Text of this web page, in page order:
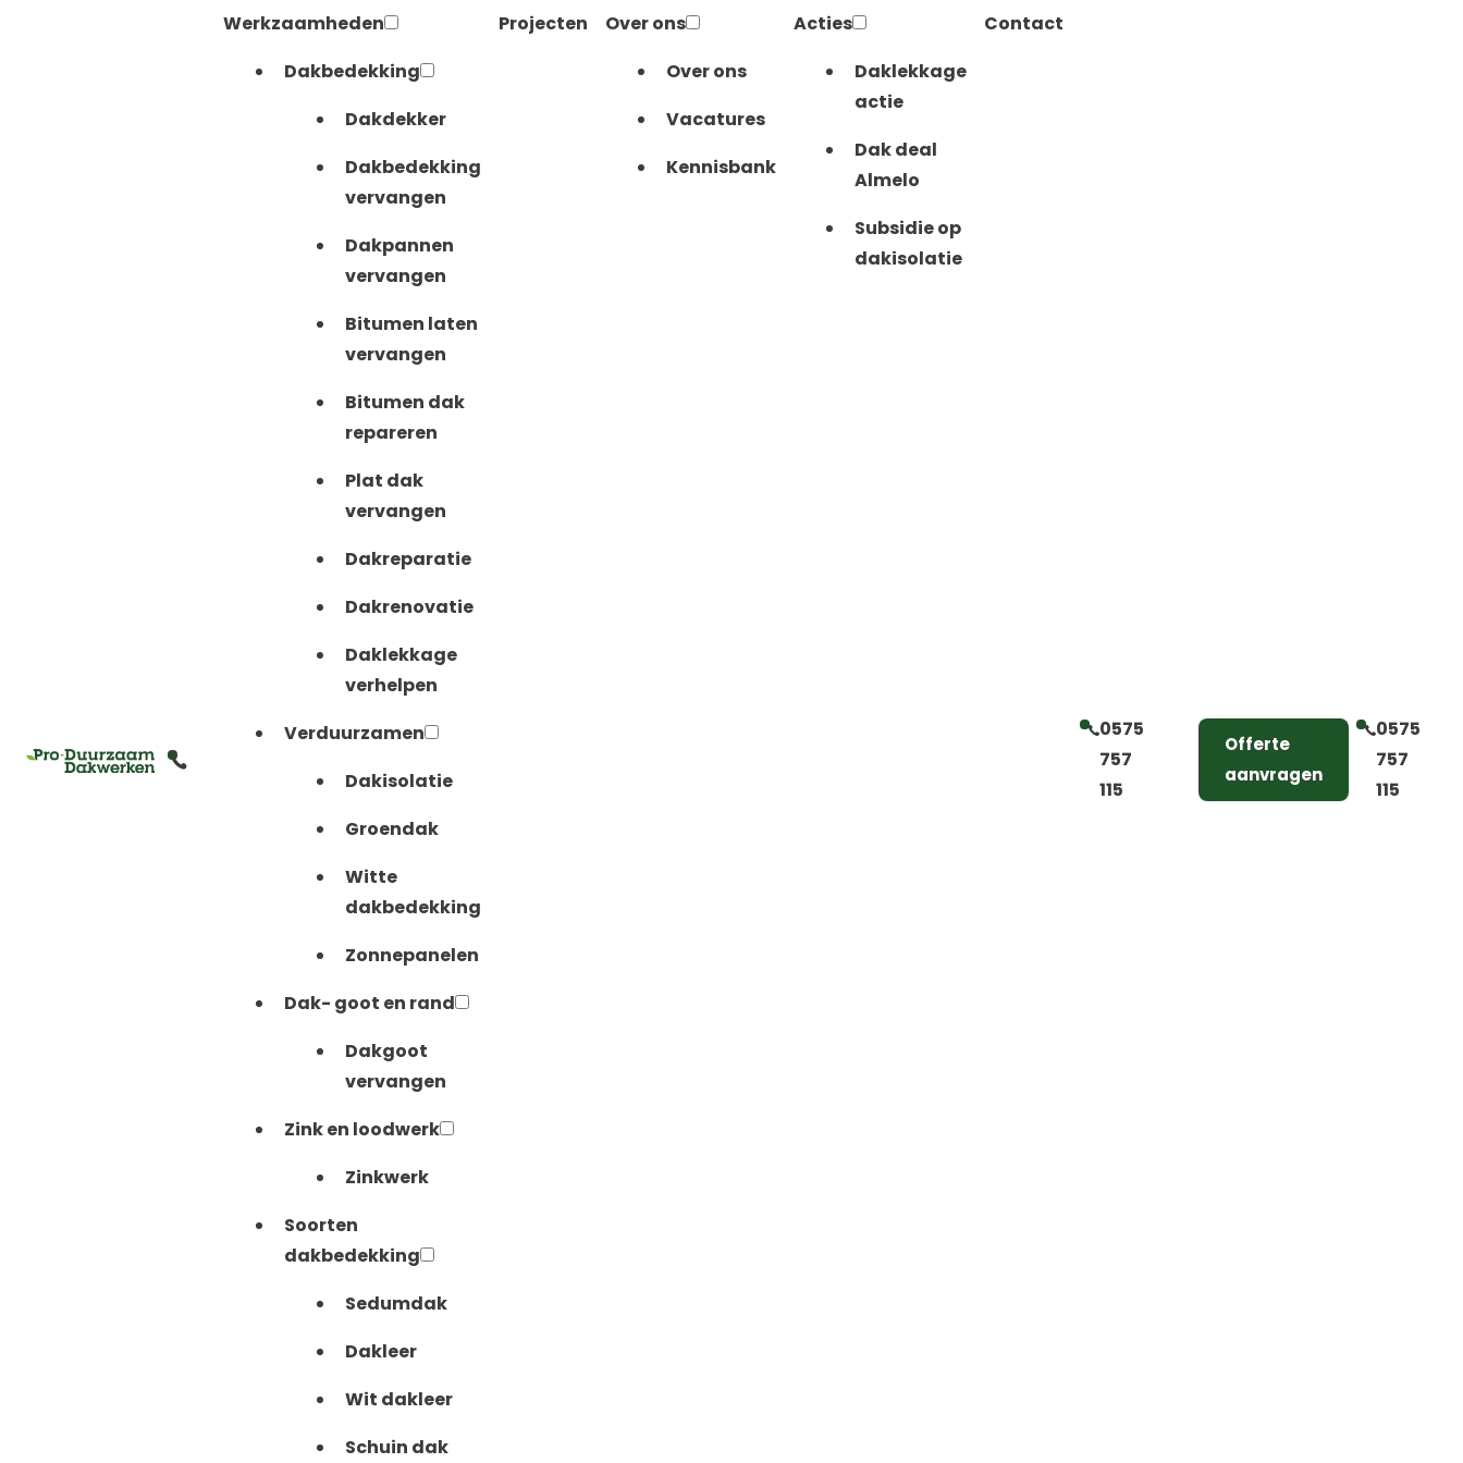
Werkzaamheden
Dakbedekking
Dakdekker
Dakbedekking
vervangen
Dakpannen
vervangen
Bitumen laten
vervangen
Bitumen dak
repareren
Plat dak
vervangen
Dakreparatie
Dakrenovatie
Daklekkage
verhelpen
Verduurzamen
Dakisolatie
Groendak
Witte
dakbedekking
Zonnepanelen
Dak- goot en rand
Dakgoot
vervangen
Zink en loodwerk
Zinkwerk
Soorten
dakbedekking
Sedumdak
Dakleer
Wit dakleer
Schuin dak
Projecten
Over ons
Over ons
Vacatures
Kennisbank
Acties
Daklekkage
actie
Dak deal
Almelo
Subsidie op
dakisolatie
Contact
0575
757
115
Offerte
aanvragen
0575
757
115